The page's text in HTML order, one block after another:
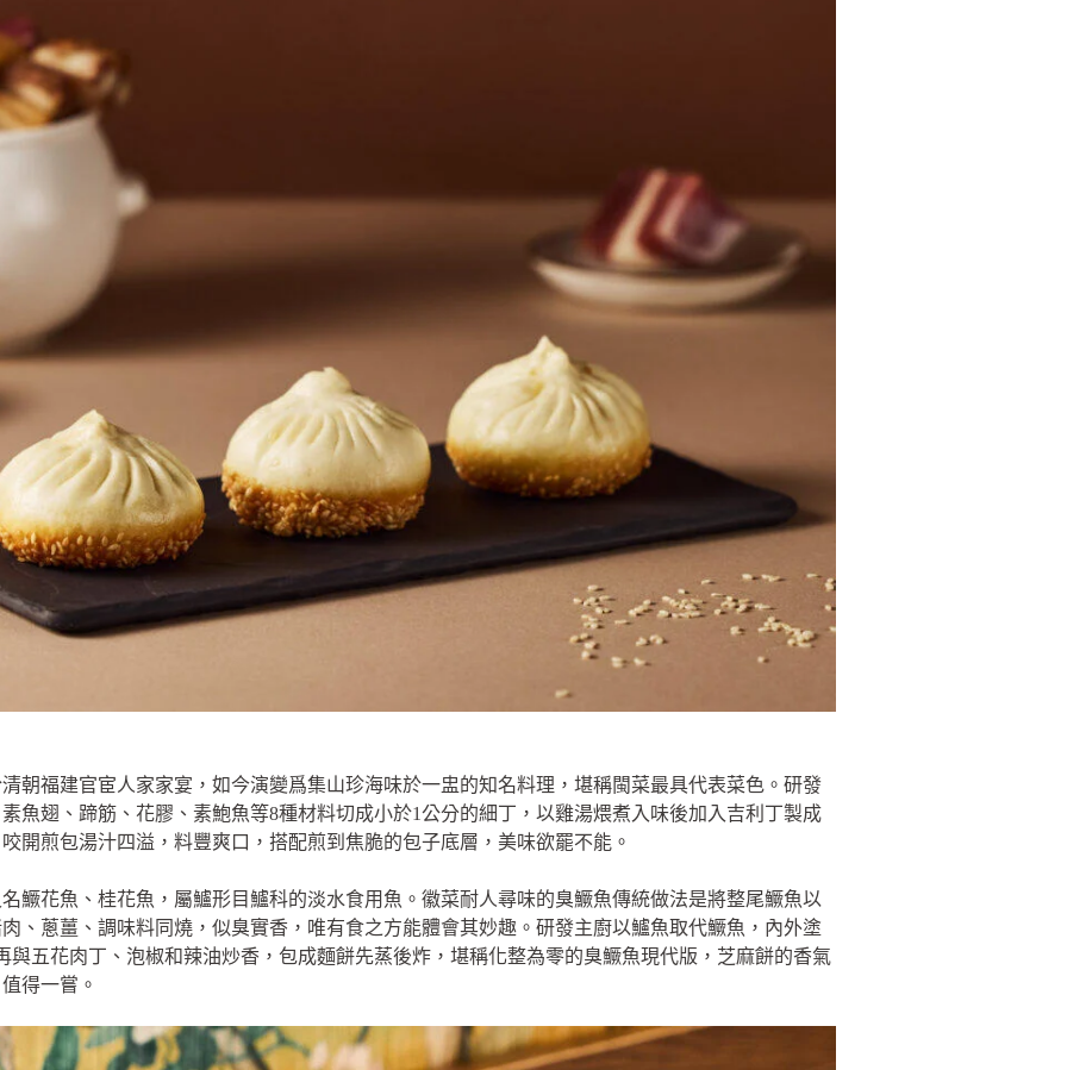
朝福建官宦人家家宴，如今演變爲集山珍海味於一盅的知名料理，堪稱閩菜最具代表菜色。研發
魚翅、蹄筋、花膠、素鮑魚等8種材料切成小於1公分的細丁，以雞湯煨煮入味後加入吉利丁製成
開煎包湯汁四溢，料豐爽口，搭配煎到焦脆的包子底層，美味欲罷不能。
鱖花魚、桂花魚，屬鱸形目鱸科的淡水食用魚。徽菜耐人尋味的臭鱖魚傳統做法是將整尾鱖魚以
、蔥薑、調味料同燒，似臭實香，唯有食之方能體會其妙趣。研發主廚以鱸魚取代鱖魚，內外塗
與五花肉丁、泡椒和辣油炒香，包成麵餅先蒸後炸，堪稱化整為零的臭鱖魚現代版，芝麻餅的香氣
得一嘗。